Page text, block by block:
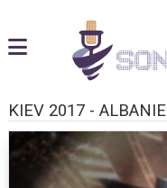
KIEV 2017 - ALBANIE